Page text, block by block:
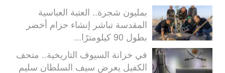
بمليون شجرة.. العتبة العباسية
المقدسة تباشر إنشاء حزام أخضر
بطول 90 كيلومترًا...
في خزانة السيوف التاريخية.. متحف
الكفيل يعرض سيف السلطان سليم